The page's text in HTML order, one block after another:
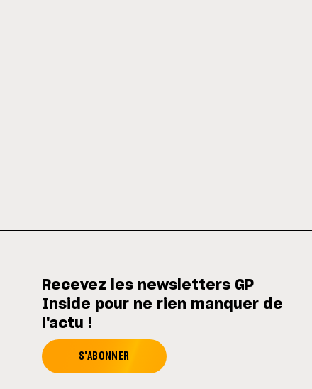
Recevez les newsletters GP
Inside pour ne rien manquer de
l'actu !
S'ABONNER